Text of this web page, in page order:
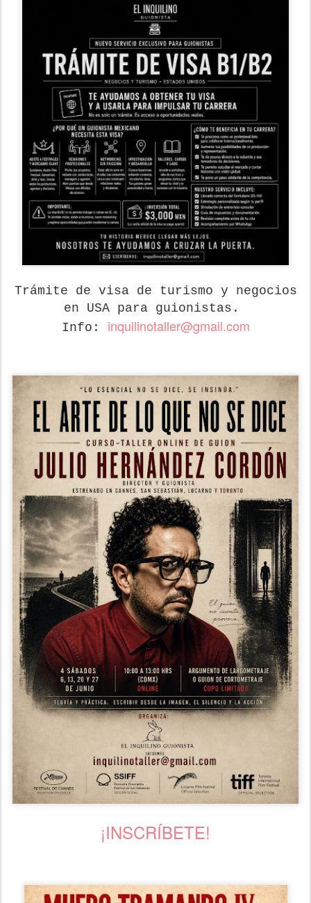
Trámite de visa de turismo y negocios
en USA para guionistas.
Info: inquilinotaller@gmail.com
¡INSCRÍBETE!